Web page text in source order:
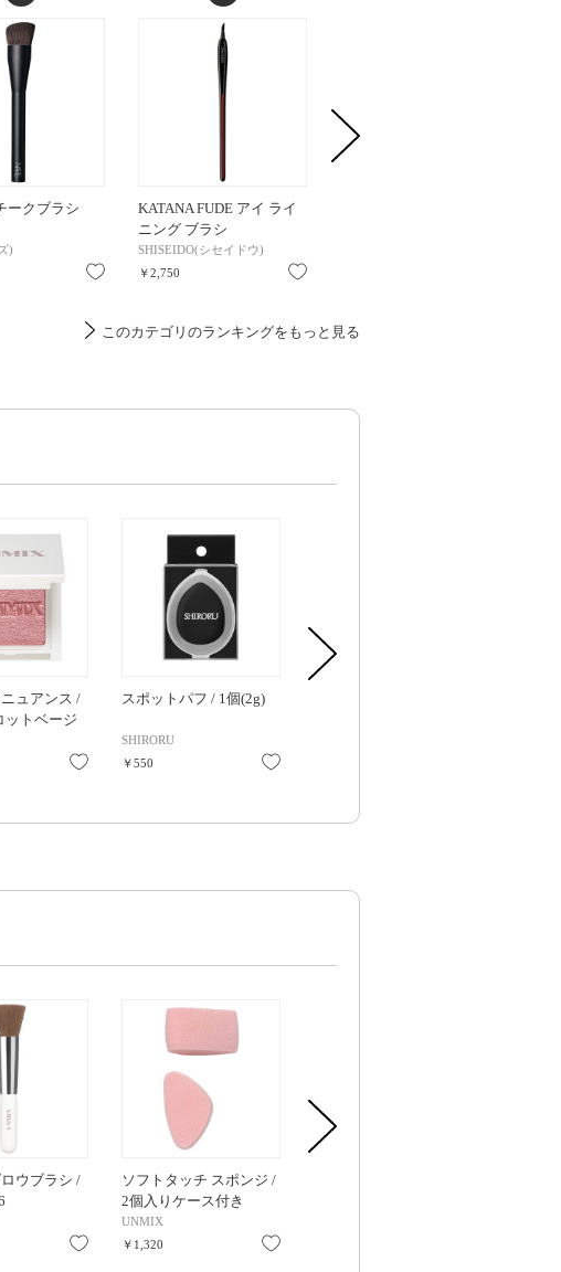
ークブラシ
)
お気に入り
KATANA FUDE アイ ライ
ニング ブラシ
SHISEIDO(シセイドウ)
￥2,750
このカテゴリのランキングをもっと見る
ュアンス /
ットベージ
お気に入り
スポットパフ / 1個(2g)
SHIRORU
￥550
ウブラシ /
お気に入り
ソフトタッチ スポンジ /
2個入りケース付き
UNMIX
￥1,320